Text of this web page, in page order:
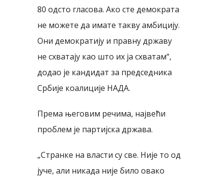
80 одсто гласова. Ако сте демократа
не можете да имате такву амбицију.
Они демократију и правну државу
не схватају као што их ја схватам“,
додао је кандидат за председника
Србије коалиције НАДА.
Према његовим речима, највећи
проблем је партијска држава.
„Странке на власти су све. Није то од
јуче, али никада није било овако